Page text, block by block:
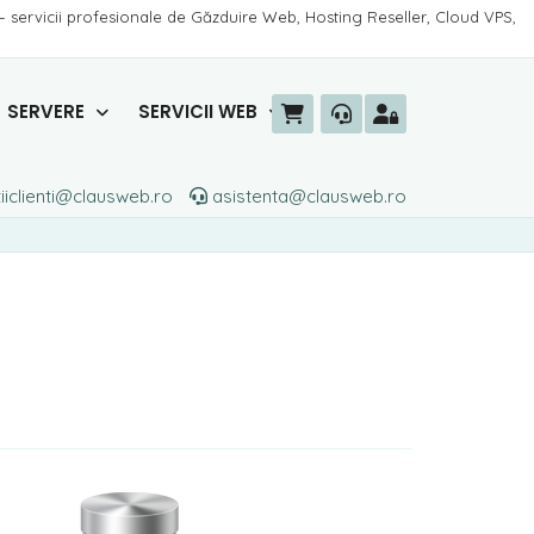
servicii profesionale de Găzduire Web, Hosting Reseller, Cloud VPS,
SERVERE SERVICII WEB
asistenta@clausweb.ro